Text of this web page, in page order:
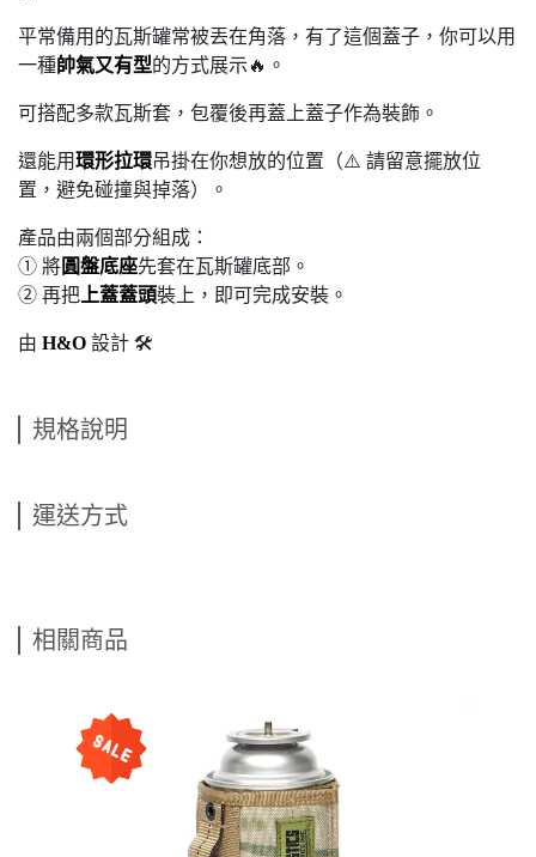
平常備用的瓦斯罐常被丟在角落，有了這個蓋子，你可以用
一種帥氣又有型的方式展示🔥。
可搭配多款瓦斯套，包覆後再蓋上蓋子作為裝飾。
還能用環形拉環吊掛在你想放的位置（⚠️ 請留意擺放位
置，避免碰撞與掉落）。
產品由兩個部分組成：
① 將圓盤底座先套在瓦斯罐底部。
② 再把 上蓋蓋頭裝上，即可完成安裝。
由 H&O 設計 🛠️
規格說明
運送方式
相關商品